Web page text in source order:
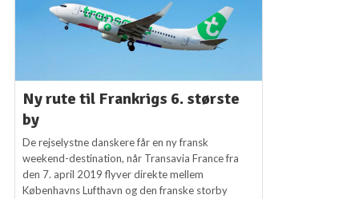
Ny rute til Frankrigs 6. største
by
De rejselystne danskere får en ny fransk
weekend-destination, når Transavia France fra
den 7. april 2019 flyver direkte mellem
Københavns Lufthavn og den franske storby